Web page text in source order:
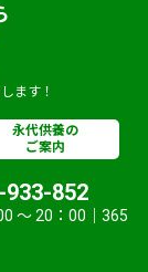
ます！
永代供養の
ご案内
933-852
〜 20：00｜365